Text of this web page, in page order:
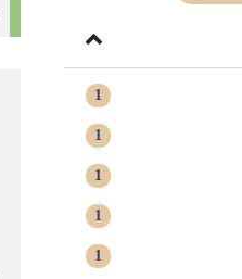
1
1
1
1
1